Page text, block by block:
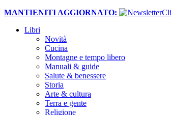
MANTIENITI AGGIORNATO:
Libri
Novità
Cucina
Montagne e tempo libero
Manuali & guide
Salute & benessere
Storia
Arte & cultura
Terra e gente
Religione